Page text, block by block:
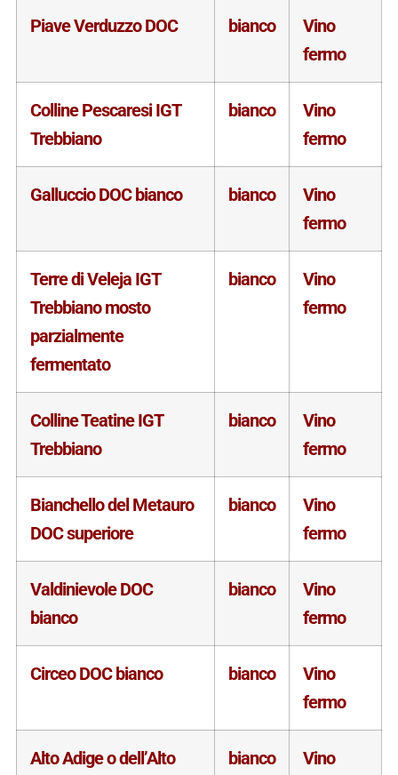
Piave Verduzzo DOC bianco
Vino
fermo
Colline Pescaresi IGT
Trebbiano
bianco
Vino
fermo
Galluccio DOC bianco bianco
Vino
fermo
Terre di Veleja IGT
Trebbiano mosto
parzialmente
fermentato
bianco
Vino
fermo
Colline Teatine IGT
Trebbiano
bianco
Vino
fermo
Bianchello del Metauro
DOC superiore
bianco
Vino
fermo
Valdinievole DOC
bianco
bianco
Vino
fermo
Circeo DOC bianco bianco
Vino
fermo
Alto Adige o dell’Alto
bianco
Vino